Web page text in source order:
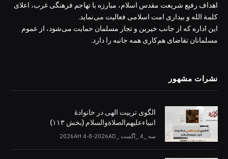
اهداف رفیع شریعت مقدس اسلام، مبارزه با تهاجم فرهنگی غرب، اعلای
کلمة الله و بیداری امت اسلامی فعالیت می‌نماید.
این اداره که از جانب خیرین و تجار مسلمان حمایت می‌شود، از عموم
مسلمانان تقاضای هم‌کاری همه جانبه را دارد.
نشرات مشهور
الگوی تربیت الهی در خانوادۀ
انبیاءعلیهم‌الصلاةو‌السلام (بخش ۱۱۳)
سه _4 _آگست _2026AH 4-8-2026AD